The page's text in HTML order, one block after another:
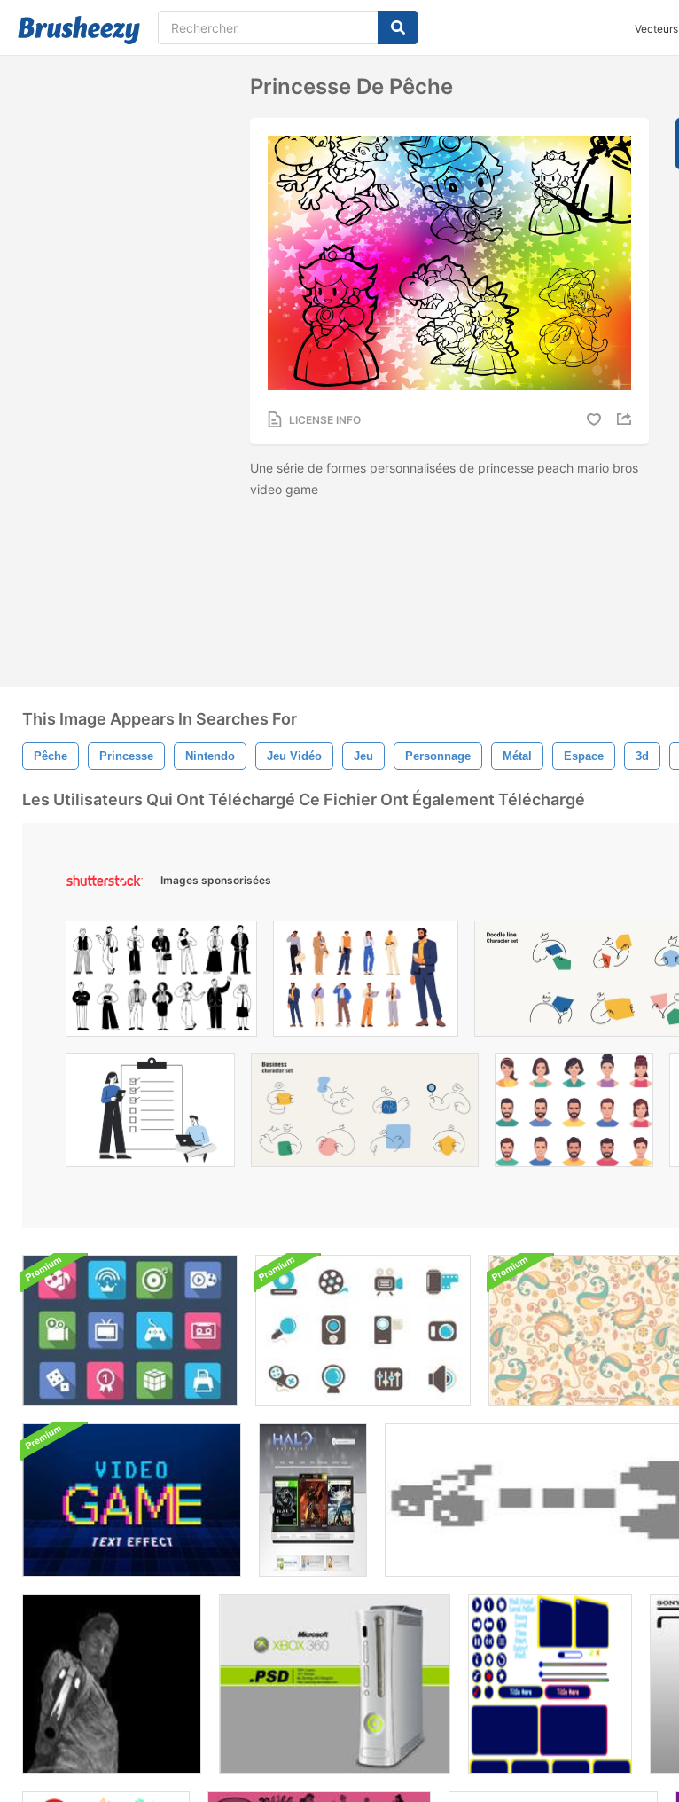
Vecteurs
Princesse De Pêche
LICENSE INFO
Une série de formes personnalisées de princesse peach mario bros
video game
This Image Appears In Searches For
Pêche Princesse Nintendo Jeu Vidéo Jeu Personnage Métal Espace 3d
Les Utilisateurs Qui Ont Téléchargé Ce Fichier Ont Également Téléchargé
Images sponsorisées